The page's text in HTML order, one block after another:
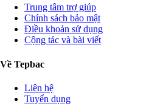
Trung tâm trợ giúp
Chính sách bảo mật
Điều khoản sử dụng
Cộng tác và bài viết
Về Tepbac
Liên hệ
Tuyển dụng